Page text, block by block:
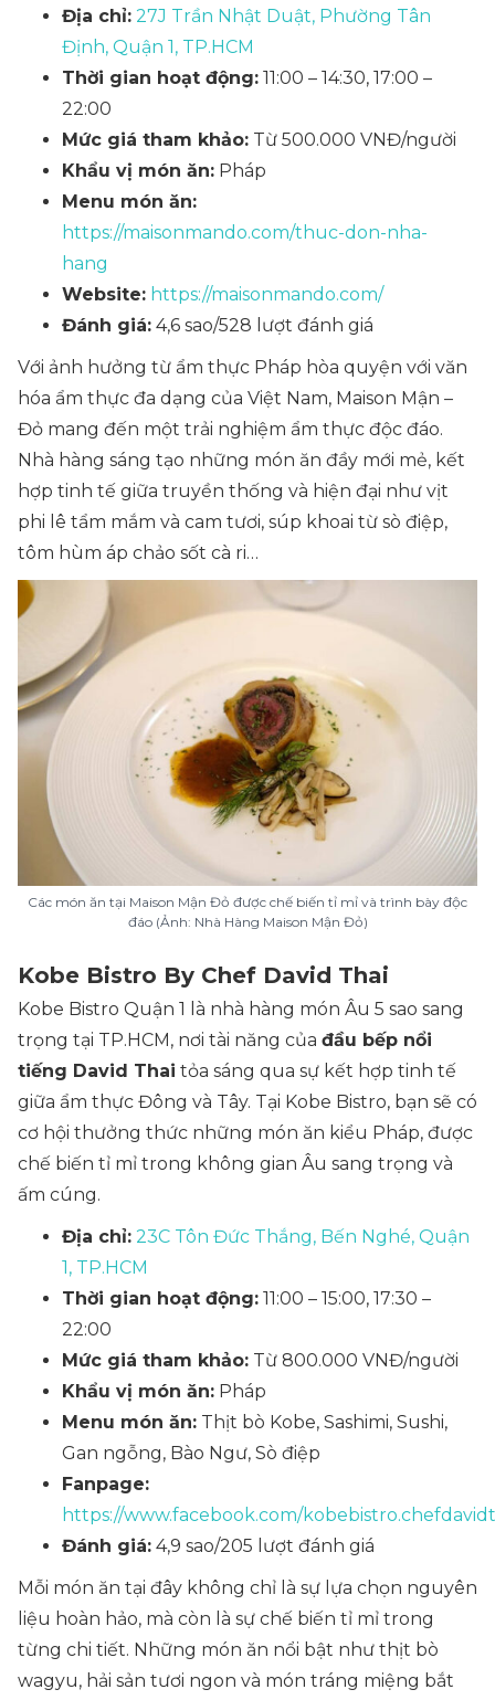
Địa chỉ: 27J Trần Nhật Duật, Phường Tân
Định, Quận 1, TP.HCM
Thời gian hoạt động: 11:00 – 14:30, 17:00 –
22:00
Mức giá tham khảo: Từ 500.000 VNĐ/người
Khẩu vị món ăn: Pháp
Menu món ăn:
https://maisonmando.com/thuc-don-nha-
hang
Website: https://maisonmando.com/
Đánh giá: 4,6 sao/528 lượt đánh giá
Với ảnh hưởng từ ẩm thực Pháp hòa quyện với văn
hóa ẩm thực đa dạng của Việt Nam, Maison Mận –
Đỏ mang đến một trải nghiệm ẩm thực độc đáo.
Nhà hàng sáng tạo những món ăn đầy mới mẻ, kết
hợp tinh tế giữa truyền thống và hiện đại như vịt
phi lê tẩm mắm và cam tươi, súp khoai từ sò điệp,
tôm hùm áp chảo sốt cà ri…
Các món ăn tại Maison Mận Đỏ được chế biến tỉ mỉ và trình bày độc
đáo (Ảnh: Nhà Hàng Maison Mận Đỏ)
Kobe Bistro By Chef David Thai
Kobe Bistro Quận 1 là nhà hàng món Âu 5 sao sang
trọng tại TP.HCM, nơi tài năng của đầu bếp nổi
tiếng David Thai tỏa sáng qua sự kết hợp tinh tế
giữa ẩm thực Đông và Tây. Tại Kobe Bistro, bạn sẽ có
cơ hội thưởng thức những món ăn kiểu Pháp, được
chế biến tỉ mỉ trong không gian Âu sang trọng và
ấm cúng.
Địa chỉ: 23C Tôn Đức Thắng, Bến Nghé, Quận
1, TP.HCM
Thời gian hoạt động: 11:00 – 15:00, 17:30 –
22:00
Mức giá tham khảo: Từ 800.000 VNĐ/người
Khẩu vị món ăn: Pháp
Menu món ăn: Thịt bò Kobe, Sashimi, Sushi,
Gan ngỗng, Bào Ngư, Sò điệp
Fanpage:
https://www.facebook.com/
Đánh giá: 4,9 sao/205 lượt đánh giá
Mỗi món ăn tại đây không chỉ là sự lựa chọn nguyên
liệu hoàn hảo, mà còn là sự chế biến tỉ mỉ trong
từng chi tiết. Những món ăn nổi bật như thịt bò
wagyu, hải sản tươi ngon và món tráng miệng bắt